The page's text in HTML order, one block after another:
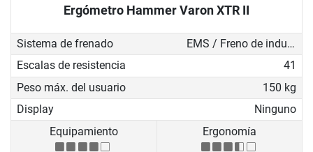
Ergómetro Hammer Varon XTR II
Sistema de frenado
EMS / Freno de inducción
Escalas de resistencia
41
Peso máx. del usuario
150 kg
Display
Ninguno
Equipamiento
Ergonomía